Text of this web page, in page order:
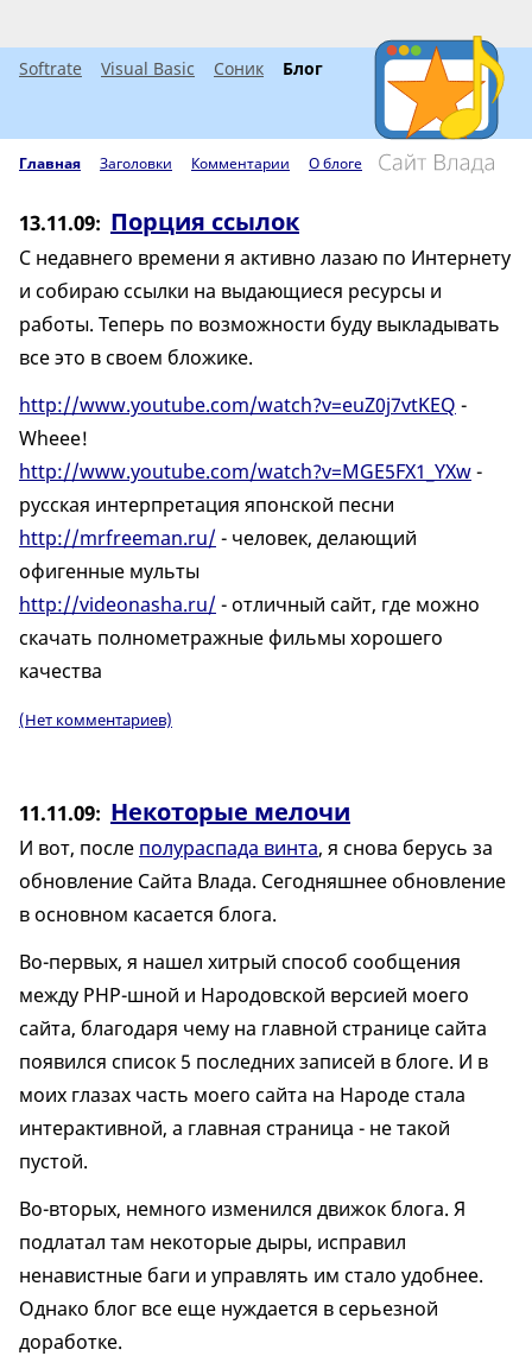
Softrate Visual Basic Соник Блог
Главная Заголовки Комментарии О блоге
13.11.09 Порция ссылок
С недавнего времени я активно лазаю по Интернету
и собираю ссылки на выдающиеся ресурсы и
работы. Теперь по возможности буду выкладывать
все это в своем бложике.
http://www.youtube.com/watch?v=euZ0j7vtKEQ -
Wheee!
http://www.youtube.com/watch?v=MGE5FX1_YXw-
русская интерпретация японской песни
http://mrfreeman.ru/ - человек, делающий
офигенные мульты
http://videonasha.ru/ - отличный сайт, где можно
скачать полнометражные фильмы хорошего
качества
(Нет комментариев)
11.11.09 Некоторые мелочи
И вот, после полураспада винта, я снова берусь за
обновление Сайта Влада. Сегодняшнее обновление
в основном касается блога.
Во-первых, я нашел хитрый способ сообщения
между PHP-шной и Народовской версией моего
сайта, благодаря чему на главной странице сайта
появился список 5 последних записей в блоге. И в
моих глазах часть моего сайта на Народе стала
интерактивной, а главная страница - не такой
пустой.
Во-вторых, немного изменился движок блога. Я
подлатал там некоторые дыры, исправил
ненавистные баги и управлять им стало удобнее.
Однако блог все еще нуждается в серьезной
доработке.